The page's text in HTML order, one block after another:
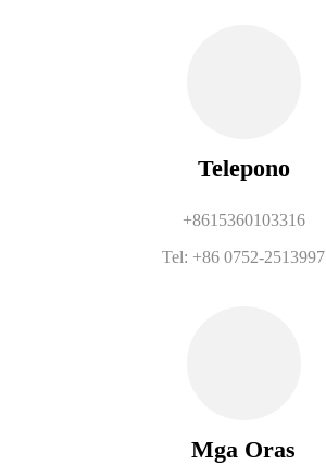
Telepono
+8615360103316
Tel: +86 0752-2513997
Mga Oras